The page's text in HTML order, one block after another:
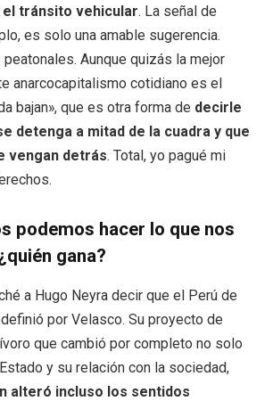
tránsito vehicular. La señal de
es solo una amable sugerencia.
Aunque quizás la mejor
anarcocapitalismo cotidiano es el
bajan», que es otra forma de decirle
detenga a mitad de la cuadra y que
vengan detrás. Total, yo pagué mi
podemos hacer lo que nos
gana?
a Hugo Neyra decir que el Perú de
por Velasco. Su proyecto de
que cambió por completo no solo
y su relación con la sociedad,
alteró incluso los sentidos